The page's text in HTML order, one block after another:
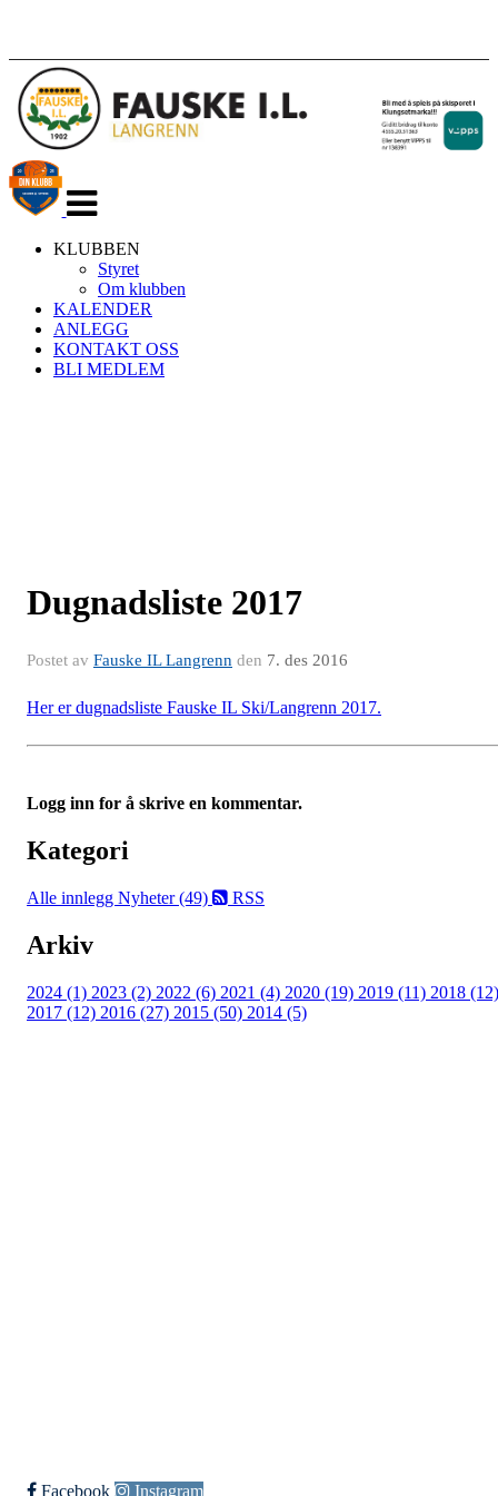
navigasjon
KLUBBEN
Styret
Om klubben
KALENDER
ANLEGG
KONTAKT OSS
BLI MEDLEM
Dugnadsliste 2017
Postet av Fauske IL Langrenn den 7. des 2016
Her er dugnadsliste Fauske IL Ski/Langrenn 2017.
Logg inn for å skrive en kommentar.
Kategori
Alle innlegg Nyheter (49) RSS
Arkiv
2024 (1) 2023 (2) 2022 (6) 2021 (4) 2020 (19) 2019 (11) 2018 (12)
2017 (12) 2016 (27) 2015 (50) 2014 (5)
Facebook Instagram